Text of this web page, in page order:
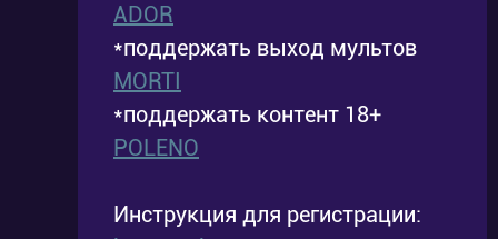
ADOR
*поддержать выход мультов
MORTI
*поддержать контент 18+
POLENO
Инструкция для регистрации: